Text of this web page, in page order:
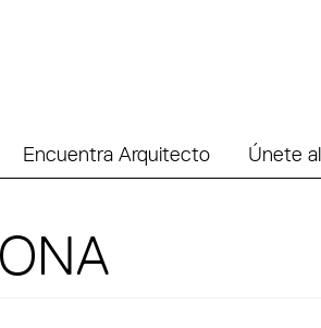
Encuentra Arquitecto Únete